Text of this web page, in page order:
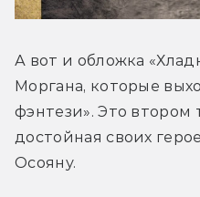
А вот и обложка
Моргана, которые
фэнтези». Это втором
достойная своих
Осояну.